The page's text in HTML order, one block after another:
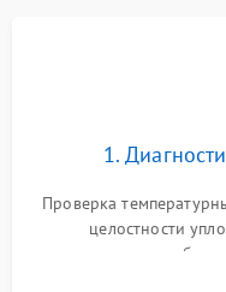
работе
1.
Проверка
целостности
сопротивления
считывание кодов